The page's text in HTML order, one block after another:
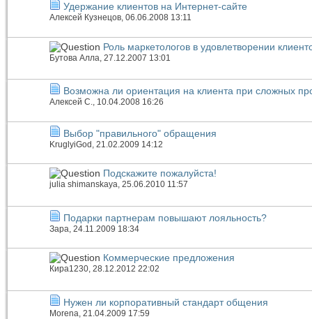
Удержание клиентов на Интернет-сайте
Алексей Кузнецов, 06.06.2008 13:11
Роль маркетологов в удовлетворении
Бутова Алла, 27.12.2007 13:01
Возможна ли ориентация на клиента при сложных
Алексей С., 10.04.2008 16:26
Выбор "правильного" обращения
KruglyiGod , 21.02.2009 14:12
Подскажите пожалуйста!
julia shimanskaya, 25.06.2010 11:57
Подарки партнерам повышают лояльность?
Зара , 24.11.2009 18:34
Коммерческие предложения
Кира1230, 28.12.2012 22:02
Нужен ли корпоративный стандарт общения
Morena , 21.04.2009 17:59